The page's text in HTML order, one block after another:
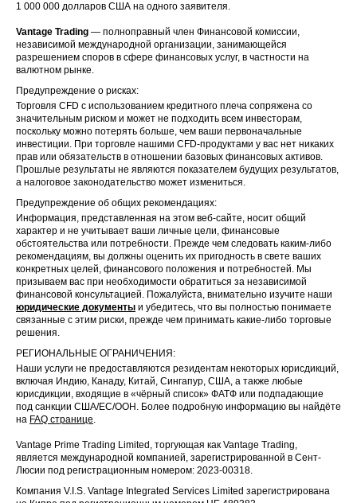
1 000 000 долларов США на одного заявителя.
Vantage Trading — полноправный член Финансовой комиссии,
независимой международной организации, занимающейся
разрешением споров в сфере финансовых услуг, в частности на
валютном рынке.
Предупреждение о рисках:
Торговля CFD с использованием кредитного плеча сопряжена со
значительным риском и может не подходить всем инвесторам,
поскольку можно потерять больше, чем ваши первоначальные
инвестиции. При торговле нашими CFD-продуктами у вас нет никаких
прав или обязательств в отношении базовых финансовых активов.
Прошлые результаты не являются показателем будущих результатов,
а налоговое законодательство может измениться.
Предупреждение об общих рекомендациях:
Информация, представленная на этом веб-сайте, носит общий
характер и не учитывает ваши личные цели, финансовые
обстоятельства или потребности. Прежде чем следовать каким-либо
рекомендациям, вы должны оценить их пригодность в свете ваших
конкретных целей, финансового положения и потребностей. Мы
призываем вас при необходимости обратиться за независимой
финансовой консультацией. Пожалуйста, внимательно изучите наши
юридические документы и убедитесь, что вы полностью понимаете
связанные с этим риски, прежде чем принимать какие-либо торговые
решения.
РЕГИОНАЛЬНЫЕ ОГРАНИЧЕНИЯ:
Наши услуги не предоставляются резидентам некоторых юрисдикций,
включая Индию, Канаду, Китай, Сингапур, США, а также любые
юрисдикции, входящие в «чёрный список» ФАТФ или подпадающие
под санкции США/ЕС/ООН. Более подробную информацию вы найдёте
на FAQ странице.
Vantage Prime Trading Limited, торгующая как Vantage Trading,
является международной компанией, зарегистрированной в Сент-
Люсии под регистрационным номером: 2023-00318.
Компания V.I.S. Vantage Integrated Services Limited зарегистрирована